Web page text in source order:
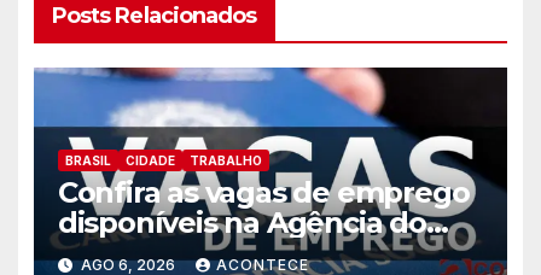
Posts Relacionados
BRASIL CIDADE TRABALHO
Confira as vagas de emprego
disponíveis na Agência do
Trabalhador
AGO 6, 2026 ACONTECE